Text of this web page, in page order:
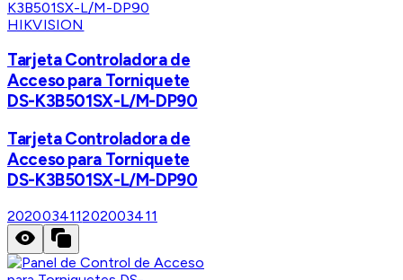
HIKVISION
Tarjeta Controladora de
Acceso para Torniquete
DS-K3B501SX-L/M-DP90
Tarjeta Controladora de
Acceso para Torniquete
DS-K3B501SX-L/M-DP90
202003411202003411